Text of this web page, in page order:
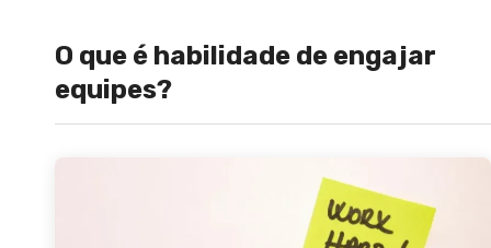
O que é habilidade de engajar
equipes?